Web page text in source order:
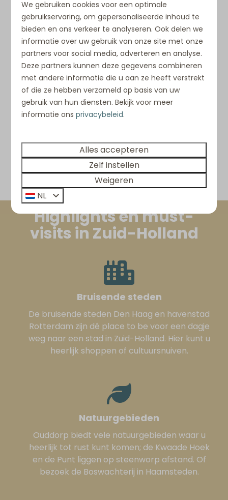
€ 1.837
7 nachten
2 personen
panoramisch uitzicht over het
water
Nederland, Zuid-Holland, Ouddorp
6
3 2
3
Toplocatie!
Zicht op de Grevelingenmeer
Strand op steenworp afstand
Meer resultaten (26)
Highlights en must-
visits in Zuid-Holland
Bruisende steden
De bruisende steden Den Haag en havenstad
Rotterdam zijn dé place to be voor een dagje
weg naar een stad in Zuid-Holland. Hier kunt u
heerlijk shoppen of cultuursnuiven.
Natuurgebieden
Ouddorp biedt vele natuurgebieden waar u
heerlijk tot rust kunt komen; de Kwaade Hoek
en de Punt liggen op steenworp afstand. Of
bezoek de Boswachterij in Haamsteden.
We gebruiken cookies voor een optimale
gebruikservaring, om gepersonaliseerde inhoud te
bieden en ons verkeer te analyseren. Ook delen we
informatie over uw gebruik van onze site met onze
partners voor social media, adverteren en analyse.
Deze partners kunnen deze gegevens combineren
met andere informatie die u aan ze heeft verstrekt
of die ze hebben verzameld op basis van uw
gebruik van hun diensten. Bekijk voor meer
informatie onsprivacybeleid.
Alles accepteren
Zelf instellen
Weigeren
NL